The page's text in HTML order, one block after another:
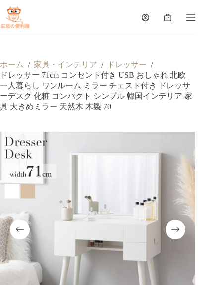
ホーム / 家具・インテリア / ドレッサー /
ドレッサー 71cm コンセント付き USB おしゃれ 北欧
一人暮らし ワンルーム ミラー チェスト付き ドレッサ
ーデスク 化粧 コンパクト シンプル 韓国インテリア 家
具 大きめミラー 天然木 木製 70